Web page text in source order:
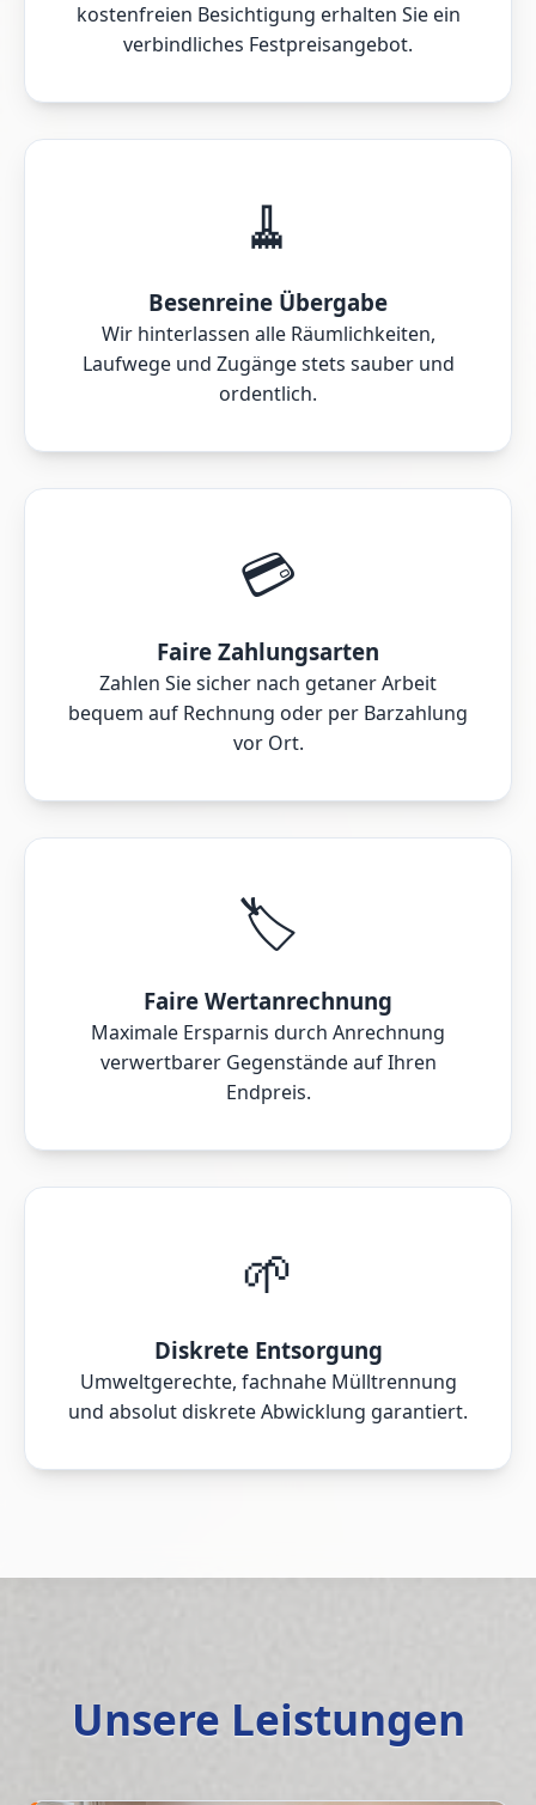
kostenfreien Besichtigung erhalten Sie ein
verbindliches Festpreisangebot.
🧹
Besenreine Übergabe
Wir hinterlassen alle Räumlichkeiten,
Laufwege und Zugänge stets sauber und
ordentlich.
💳
Faire Zahlungsarten
Zahlen Sie sicher nach getaner Arbeit
bequem auf Rechnung oder per Barzahlung
vor Ort.
🏷️
Faire Wertanrechnung
Maximale Ersparnis durch Anrechnung
verwertbarer Gegenstände auf Ihren
Endpreis.
🌱
Diskrete Entsorgung
Umweltgerechte, fachnahe Mülltrennung
und absolut diskrete Abwicklung garantiert.
Unsere Leistungen